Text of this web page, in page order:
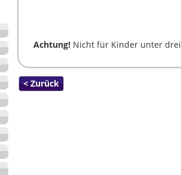
Achtung! Nicht für Kinder unter
< Zurück